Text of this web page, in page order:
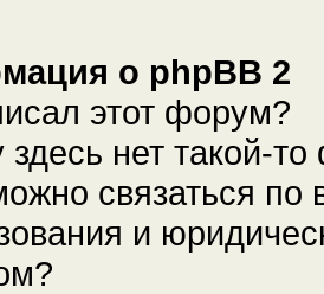
о phpBB 2
этот форум?
нет такой-
связаться по
и